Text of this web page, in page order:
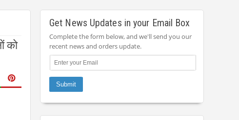
को
Get News Updates in your Email Box
Complete the form below, and we'll send you our
recent news and orders update.